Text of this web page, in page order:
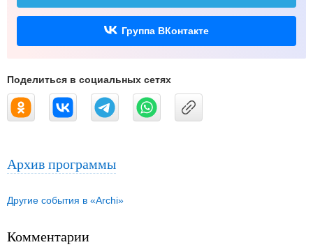
Группа ВКонтакте
Поделиться в социальных сетях
Архив программы
Другие события в «Archi»
Комментарии